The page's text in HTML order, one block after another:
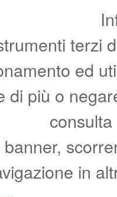
terzi
ed
di più o
in